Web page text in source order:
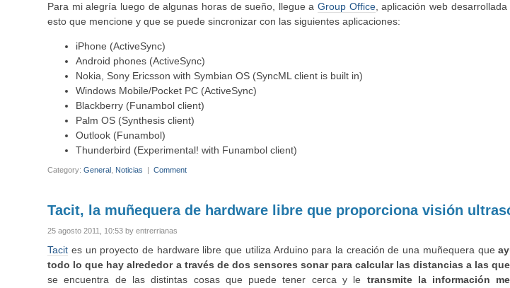
Para mi alegría luego de algunas horas de sueño, llegue aGroup Office, aplicación web
esto que mencione y que se puede sincronizar con las siguientes aplicaciones:
iPhone (ActiveSync)
Android phones (ActiveSync)
Nokia, Sony Ericsson with Symbian OS (SyncML client is built in)
Windows Mobile/Pocket PC (ActiveSync)
Blackberry (Funambol client)
Palm OS (Synthesis client)
Outlook (Funambol)
Thunderbird (Experimental! with Funambol client)
Category:General Noticias |Comment
Tacit, la muñequera de hardware libre que proporciona visión
25 agosto 2011, 10:53 by entrerrianas
Tacit es un proyecto de hardware libre que utiliza Arduino para la creación de una muñequera que
todo lo que hay alrededor a través de dos sensores sonar para calcular las distancias a las
se encuentra de las distintas cosas que puede tener cerca y le
transmite la información